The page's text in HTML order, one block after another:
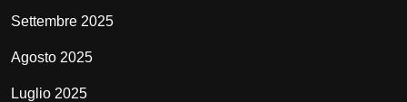
Settembre 2025
Agosto 2025
Luglio 2025